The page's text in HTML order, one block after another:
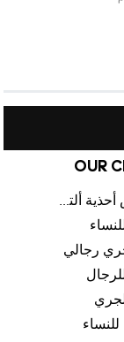
OUR
اديداس أحذية ألترا بوست للرجال
رجالي